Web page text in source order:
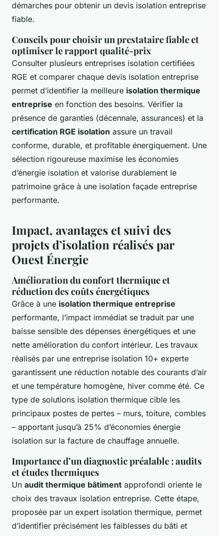
démarches pour obtenir un devis isolation entreprise
fiable.
Conseils pour choisir un prestataire fiable et
optimiser le rapport qualité-prix
Consulter plusieurs entreprises isolation certifiées
RGE et comparer chaque devis isolation entreprise
permet d’identifier la meilleure isolation thermique
entreprise en fonction des besoins. Vérifier la
présence de garanties (décennale, assurances) et la
certification RGE isolation assure un travail
conforme, durable, et profitable énergiquement. Une
sélection rigoureuse maximise les économies
d’énergie isolation et valorise durablement le
patrimoine grâce à une isolation façade entreprise
performante.
Impact, avantages et suivi des
projets d’isolation réalisés par
Ouest Énergie
Amélioration du confort thermique et
réduction des coûts énergétiques
Grâce à une isolation thermique entreprise
performante, l’impact immédiat se traduit par une
baisse sensible des dépenses énergétiques et une
nette amélioration du confort intérieur. Les travaux
réalisés par une entreprise isolation 10+ experte
garantissent une réduction notable des courants d’air
et une température homogène, hiver comme été. Ce
type de solutions isolation thermique cible les
principaux postes de pertes – murs, toiture, combles
– apportant jusqu’à 25% d’économies énergie
isolation sur la facture de chauffage annuelle.
Importance d’un diagnostic préalable : audits
et études thermiques
Un audit thermique bâtiment approfondi oriente le
choix des travaux isolation entreprise. Cette étape,
proposée par un expert isolation thermique, permet
d’identifier précisément les faiblesses du bâti et